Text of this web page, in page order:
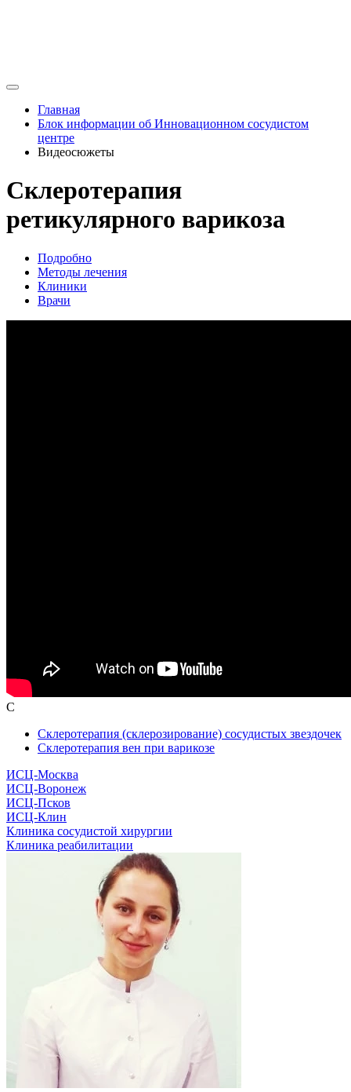
Главная
Блок информации об Инновационном сосудистом
центре
Видеосюжеты
Склеротерапия
ретикулярного варикоза
Подробно
Методы лечения
Клиники
Врачи
С
Склеротерапия (склерозирование) сосудистых звездочек
Склеротерапия вен при варикозе
ИСЦ-Москва
ИСЦ-Воронеж
ИСЦ-Псков
ИСЦ-Клин
Клиника сосудистой хирургии
Клиника реабилитации